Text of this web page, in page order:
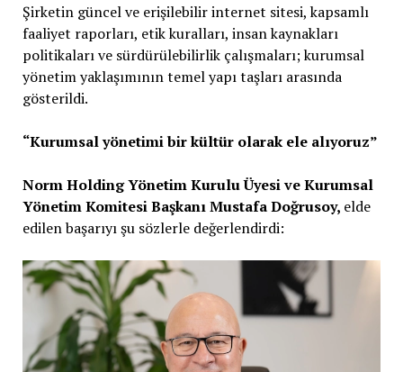
Şirketin güncel ve erişilebilir internet sitesi, kapsamlı
faaliyet raporları, etik kuralları, insan kaynakları
politikaları ve sürdürülebilirlik çalışmaları; kurumsal
yönetim yaklaşımının temel yapı taşları arasında
gösterildi.
“Kurumsal yönetimi bir kültür olarak ele alıyoruz”
Norm Holding Yönetim Kurulu Üyesi ve Kurumsal
Yönetim Komitesi Başkanı Mustafa Doğrusoy, elde
edilen başarıyı şu sözlerle değerlendirdi: